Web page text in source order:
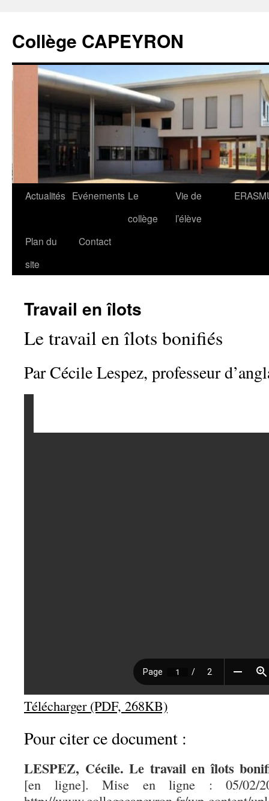
Collège CAPEYRON
Actualités Evénements Le
collège
Vie de
l’élève
Plan du
site
Contact
Travail en îlots
Le travail en îlots bonifiés
Par Cécile Lespez, professeur
Télécharger (PDF, 268KB)
Pour citer ce document :
LESPEZ, Cécile. Le travail en îlots
[en ligne]. Mise en ligne : 05/02/